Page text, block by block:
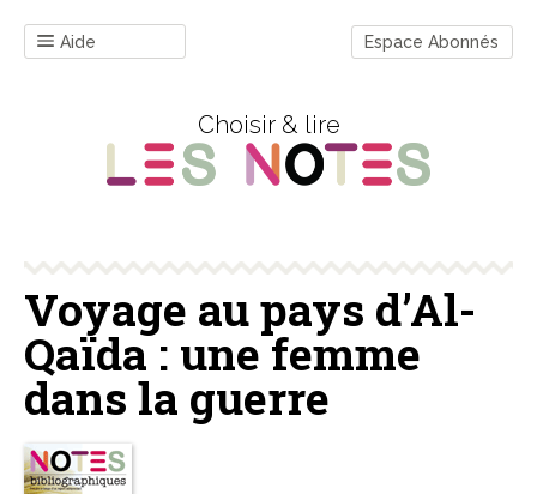
Aide Espace Abonnés
Choisir & lire
Voyage au pays d’Al-
Qaïda : une femme
dans la guerre